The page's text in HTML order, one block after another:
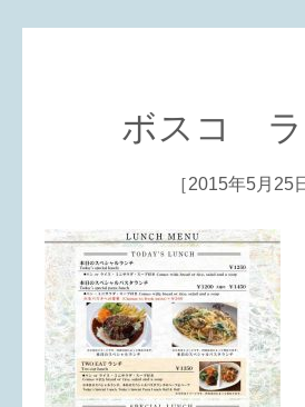
ボスコ ラ
［2015年5月25